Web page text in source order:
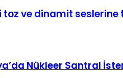
toz ve dinamit
Nükleer Santral